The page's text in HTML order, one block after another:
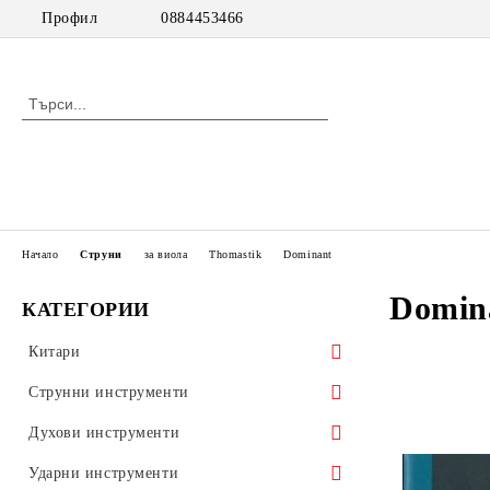
Профил 0884453466
КАТЕГОРИИ
Китари
класически китари
класически китари с pick up
акустични китари
Струнни инструменти
цигулки
виоли
Духови инструменти
дървени духови инструменти
Ударни инструменти
Начало Струни за виола Thomastik Dominant